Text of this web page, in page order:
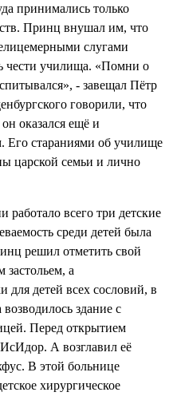
принимались только
Принц внушал им, что
слугами
чести училища. «Помни о
- завещал Пётр
говорили, что
оказался ещё и
Его стараниями об училище
царской семьи и лично
работало всего три детские
среди детей была
решил отметить свой
а
для детей всех сословий, в
здание с
Перед открытием
А возглавил её
В этой больнице
хирургическое